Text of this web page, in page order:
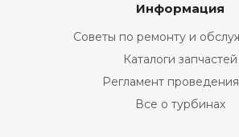
Информация
Советы по ремонту и
Каталоги запчастей
Регламент
Все о турбинах